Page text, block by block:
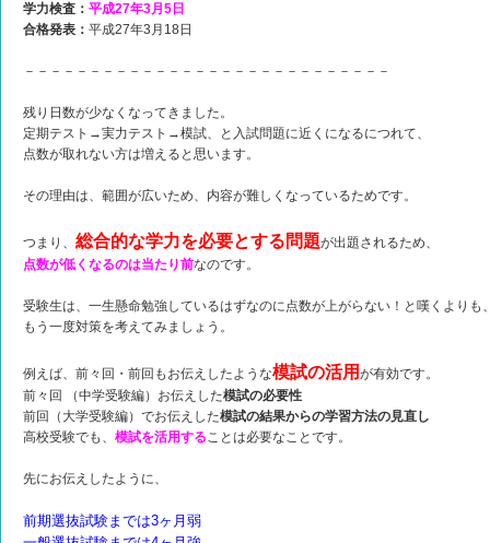
学力検査： 平成27年3月5日
合格発表： 平成27年3月18日
－－－－－－－－－－－－－－－－－－－－－－－－－－－－
残り日数が少なくなってきました。
定期テスト→実力テスト→模試、と入試問題に近くになるにつれて、
点数が取れない方は増えると思います。
その理由は、範囲が広いため、内容が難しくなっているためです。
つまり、 総合的な学力を必要とする問題が出題されるため、
点数が低くなるのは当たり前なのです。
受験生は、一生懸命勉強しているはずなのに点数が上がらない！と嘆くよりも
もう一度対策を考えてみましょう。
例えば、前々回・前回もお伝えしたような模試の活用 が有効です。
前々回 （中学受験編）お伝えした模試の必要性
前回（大学受験編）でお伝えした模試の結果からの学習方法の見直し
高校受験でも、 模試を活用することは必要なことです。
先にお伝えしたように、
前期選抜試験までは3ヶ月弱